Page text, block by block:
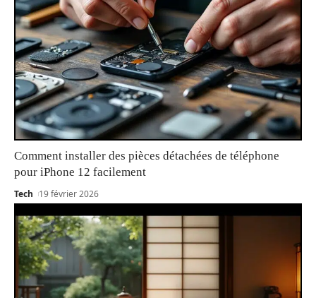
Comment installer des pièces détachées de téléphone
pour iPhone 12 facilement
Tech 19 février 2026